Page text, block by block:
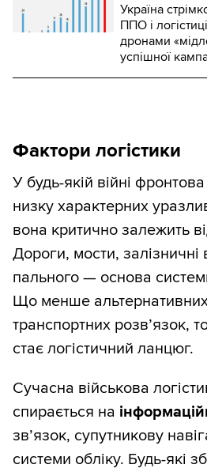
Україна
ППО і
дронами
успішної
Фактори логістики
У будь-якій війні
низку характерних
вона критично залежить
Дороги, мости, залізничні
пального — основа
Що менше альтернативних
транспортних розв’язок,
стає логістичний ланцюг.
Сучасна військова
спирається на
зв’язок, супутникову
системи обліку. Будь-які